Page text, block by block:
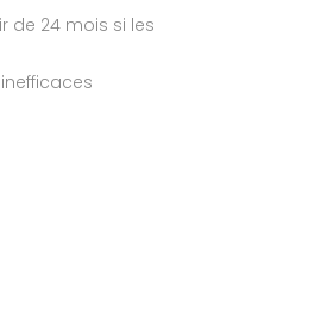
de 24 mois si les